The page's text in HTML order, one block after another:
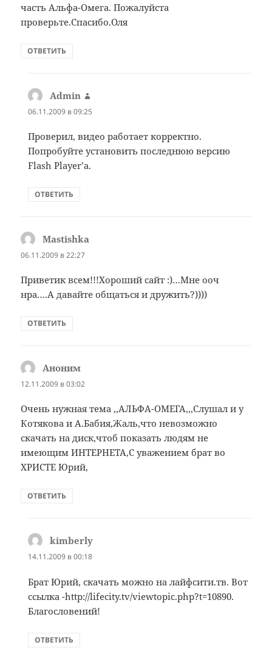
часть Альфа-Омега. Пожалуйста
проверьте.Спасибо.Оля
ОТВЕТИТЬ
Admin
06.11.2009 в 09:25
Проверил, видео работает корректно.
Попробуйте установить последнюю версию
Flash Player’а.
ОТВЕТИТЬ
Mastishka
06.11.2009 в 22:27
Приветик всем!!!Хороший сайт :)…Мне ооч
нра….А давайте общаться и дружить?))))
ОТВЕТИТЬ
Аноним
12.11.2009 в 03:02
Очень нужная тема ,,АЛЬФА-ОМЕГА,,,Слушал и у
Котякова и А.Бабия,Жаль,что невозможно
скачать на диск,чтоб показать людям не
имеющим ИНТЕРНЕТА,С уважением брат во
ХРИСТЕ Юрий,
ОТВЕТИТЬ
kimberly
14.11.2009 в 00:18
Брат Юрий, скачать можно на лайфсити.тв. Вот
ссылка -http://lifecity.tv/viewtopic.php?t=10890.
Благословений!
ОТВЕТИТЬ